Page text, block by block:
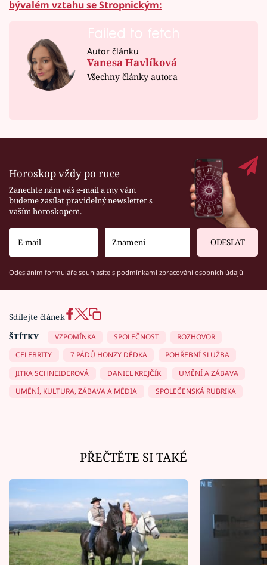
bývalém vztahu se Stropnickým:
Failed to fetch
Autor článku
Vanesa Havlíková
Všechny články autora
Horoskop vždy po ruce
Zanechte nám váš e-mail a my vám
budeme zasílat pravidelný newsletter s
vaším horoskopem.
ODESLAT
Odesláním formuláře souhlasíte s podmínkami zpracování osobních údajů
Sdílejte článek
ŠTÍTKY
VZPOMÍNKA SPOLEČNOST
ROZHOVOR
CELEBRITY
7 PÁDŮ HONZY DĚDKA
POHŘEBNÍ SLUŽBA
JITKA SCHNEIDEROVÁ
DANIEL KREJČÍK
UMĚNÍ A ZÁBAVA
UMĚNÍ, KULTURA, ZÁBAVA A MÉDIA
SPOLEČENSKÁ RUBRIKA
PŘEČTĚTE SI TAKÉ